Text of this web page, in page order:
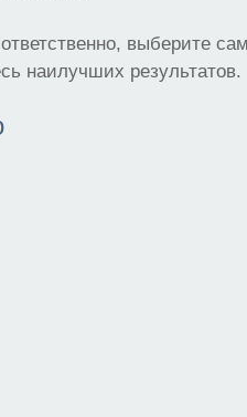
выберите
наилучших результатов.